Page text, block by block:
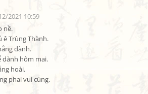
2021 10:59
nề.
ê Trùng Thành.
đành.
dành hôm mai.
hoài.
phai vui cùng.